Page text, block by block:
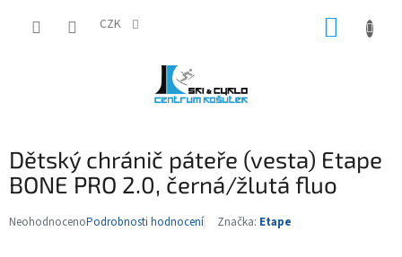
CZK
Dětský chránič páteře (vesta) Etape
BONE PRO 2.0, černá/žlutá fluo
Průměrné
NeohodnocenoPodrobnosti hodnocení Značka: Etape